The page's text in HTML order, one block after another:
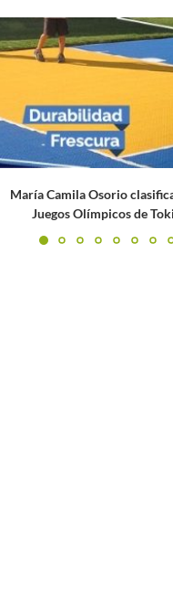
Así se jugará la serie entre
Kazajistán por...